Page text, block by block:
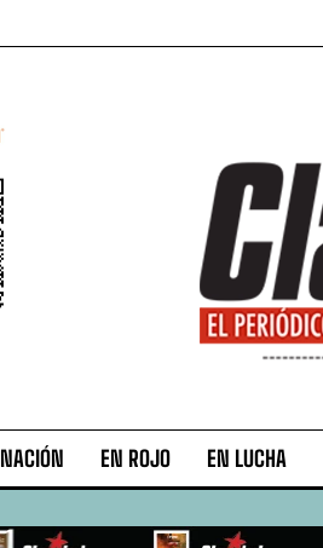
NACIÓN EN ROJO EN LUCHA